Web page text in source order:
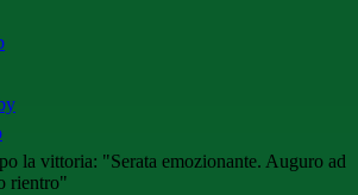
la vittoria: "Serata emozionante. Auguro ad
rientro"